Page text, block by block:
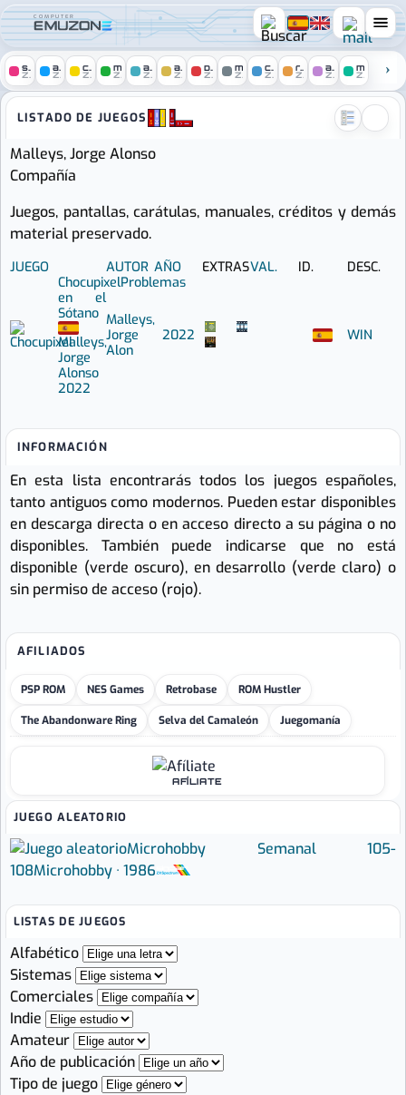
COMPUTER
spectrum amstrad c64 atari amiga pc console remakes arcade
Computer Emuzone ::
LISTADO DE JUEGOS
Malleys, Jorge Alonso
Compañía
Juegos, pantallas, carátulas, manuales, créditos y demás
material preservado.
JUEGO AUTOR AÑO EXTRASVAL. ID.
DESC.
ChocupixelProblemas
en el
Sótano
Malleys,
Jorge
Alonso
2022
Malleys,
Jorge
Alon
2022 WIN
INFORMACIÓN
En esta lista encontrarás todos los juegos españoles,
tanto antiguos como modernos. Pueden estar disponibles
en descarga directa o en acceso directo a su página o no
disponibles. También puede indicarse que no está
disponible (verde oscuro), en desarrollo (verde claro) o
sin permiso de acceso (rojo).
AFILIADOS
PSP ROM NES Games Retrobase ROM Hustler
The Abandonware Ring Selva del Camaleón Juegomanía
AFÍLIATE
JUEGO ALEATORIO
Microhobby Semanal 105-
108Microhobby · 1986
LISTAS DE JUEGOS
Alfabético
Sistemas
Comerciales
Indie
Amateur
Año de publicación
Tipo de juego